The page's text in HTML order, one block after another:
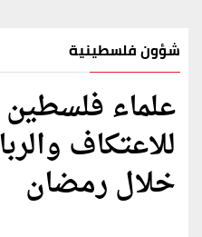
شؤون فلسطينية
علماء
للاعتكاف
خلال رمضان